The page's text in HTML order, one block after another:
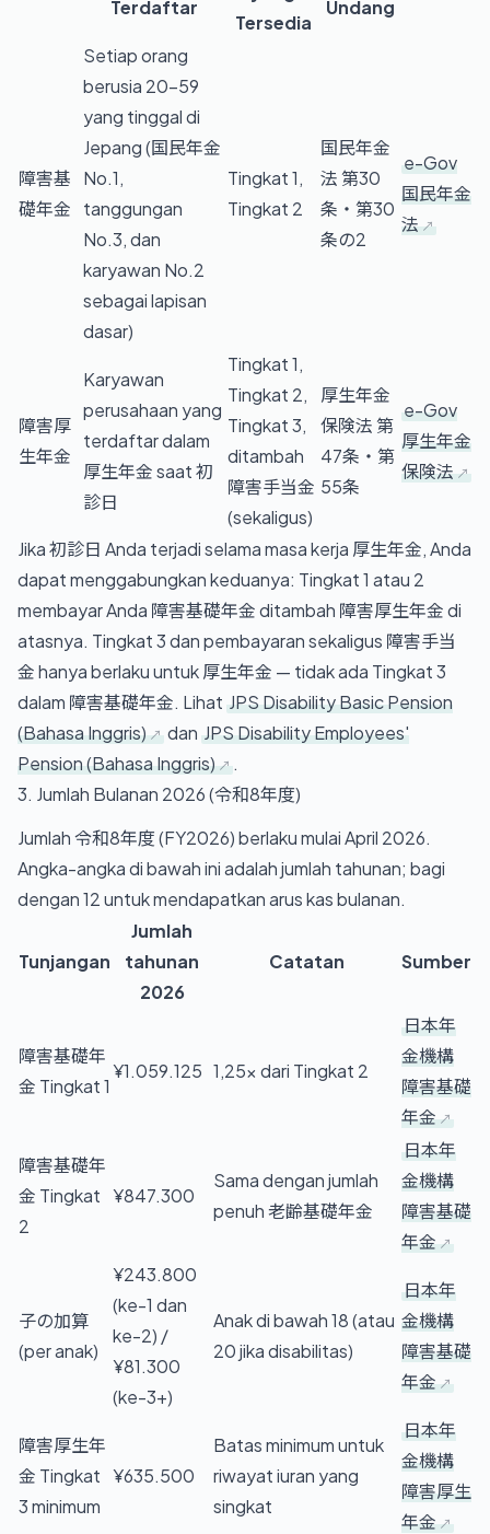
Terdaftar
Tersedia
Undang
障害基
礎年金
Setiap orang
berusia 20–59
yang tinggal di
Jepang (国民年金
No.1,
tanggungan
No.3, dan
karyawan No.2
sebagai lapisan
dasar)
Tingkat 1,
Tingkat 2
国民年金
法 第30
条・第30
条の2
e-Gov
国民年金
法
障害厚
生年金
Karyawan
perusahaan yang
terdaftar dalam
厚生年金 saat 初
診日
Tingkat 1,
Tingkat 2,
Tingkat 3,
ditambah
障害手当金
(sekaligus)
厚生年金
保険法 第
47条・第
55条
e-Gov
厚生年金
保険法
Jika 初診日 Anda terjadi selama masa kerja 厚生年金, Anda
dapat menggabungkan keduanya: Tingkat 1 atau 2
membayar Anda 障害基礎年金 ditambah 障害厚生年金 di
atasnya. Tingkat 3 dan pembayaran sekaligus 障害手当
金 hanya berlaku untuk 厚生年金 — tidak ada Tingkat 3
dalam 障害基礎年金. Lihat JPS Disability Basic Pension
(Bahasa Inggris)
dan JPS Disability Employees'
Pension (Bahasa Inggris)
.
3. Jumlah Bulanan 2026 (令和8年度)
Jumlah 令和8年度 (FY2026) berlaku mulai April 2026.
Angka-angka di bawah ini adalah jumlah tahunan; bagi
dengan 12 untuk mendapatkan arus kas bulanan.
Tunjangan
Jumlah
tahunan
2026
Catatan Sumber
障害基礎年
金 Tingkat 1
¥1.059.125 1,25× dari Tingkat 2
日本年
金機構
障害基礎
年金
障害基礎年
金 Tingkat
2
¥847.300
Sama dengan jumlah
penuh 老齢基礎年金
日本年
金機構
障害基礎
年金
子の加算
(per anak)
¥243.800
(ke-1 dan
ke-2) /
¥81.300
(ke-3+)
Anak di bawah 18 (atau
20 jika disabilitas)
日本年
金機構
障害基礎
年金
障害厚生年
金 Tingkat
3 minimum
¥635.500
Batas minimum untuk
riwayat iuran yang
singkat
日本年
金機構
障害厚生
年金